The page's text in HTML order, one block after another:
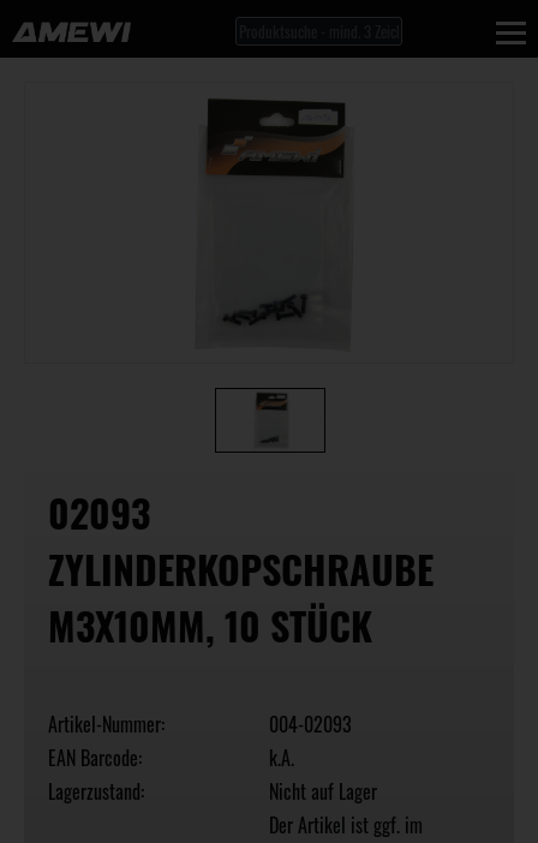
02093
ZYLINDERKOPSCHRAUBE
M3X10MM, 10 STÜCK
Artikel-Nummer:
004-02093
EAN Barcode:
k.A.
Lagerzustand:
Nicht auf Lager
Der Artikel ist ggf. im